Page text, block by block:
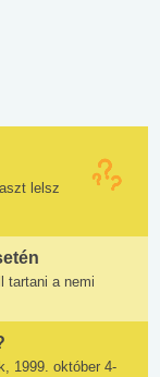
lelsz
tartani a nemi
1999. október 4-